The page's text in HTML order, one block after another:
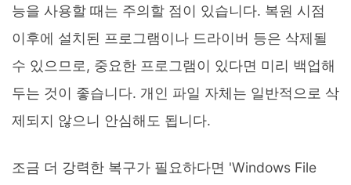
능을 사용할 때는 주의할 점이 있습니다. 복원 시점
이후에 설치된 프로그램이나 드라이버 등은 삭제될
수 있으므로, 중요한 프로그램이 있다면 미리 백업해
두는 것이 좋습니다. 개인 파일 자체는 일반적으로 삭
제되지 않으니 안심해도 됩니다.
조금 더 강력한 복구가 필요하다면 'Windows File